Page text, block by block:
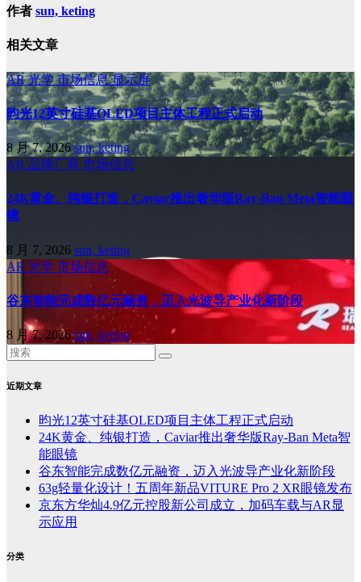
作者 sun, keting
相关文章
AR光学市场信息显示屏
昀光12英寸硅基OLED项目主体工程正式启动
8 月 7, 2026sun, keting
AR 品牌厂商 市场信息
24K黄金、纯银打造，Caviar推出奢华版Ray-Ban Meta智能眼
镜
8 月 7, 2026 sun, keting
AR 光学 市场信息
谷东智能完成数亿元融资，迈入光波导产业化新阶段
8 月 7, 2026sun, keting
近期文章
昀光12英寸硅基OLED项目主体工程正式启动
24K黄金、纯银打造，Caviar推出奢华版Ray-Ban Meta智
能眼镜
谷东智能完成数亿元融资，迈入光波导产业化新阶段
63g轻量化设计！五周年新品VITURE Pro 2 XR眼镜发布
京东方华灿4.9亿元控股新公司成立，加码车载与AR显
示应用
分类